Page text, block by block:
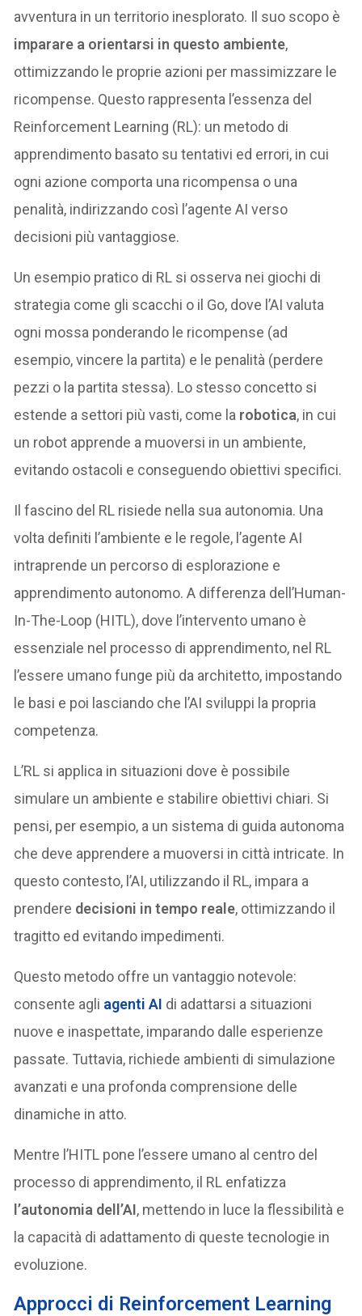
avventura in un territorio inesplorato. Il suo scopo è
imparare a orientarsi in questo ambiente,
ottimizzando le proprie azioni per massimizzare le
ricompense. Questo rappresenta l’essenza del
Reinforcement Learning (RL): un metodo di
apprendimento basato su tentativi ed errori, in cui
ogni azione comporta una ricompensa o una
penalità, indirizzando così l’agente AI verso
decisioni più vantaggiose.
Un esempio pratico di RL si osserva nei giochi di
strategia come gli scacchi o il Go, dove l’AI valuta
ogni mossa ponderando le ricompense (ad
esempio, vincere la partita) e le penalità (perdere
pezzi o la partita stessa). Lo stesso concetto si
estende a settori più vasti, come la robotica, in cui
un robot apprende a muoversi in un ambiente,
evitando ostacoli e conseguendo obiettivi specifici.
Il fascino del RL risiede nella sua autonomia. Una
volta definiti l’ambiente e le regole, l’agente AI
intraprende un percorso di esplorazione e
apprendimento autonomo. A differenza dell’Human-
In-The-Loop (HITL), dove l’intervento umano è
essenziale nel processo di apprendimento, nel RL
l’essere umano funge più da architetto, impostando
le basi e poi lasciando che l’AI sviluppi la propria
competenza.
L’RL si applica in situazioni dove è possibile
simulare un ambiente e stabilire obiettivi chiari. Si
pensi, per esempio, a un sistema di guida autonoma
che deve apprendere a muoversi in città intricate. In
questo contesto, l’AI, utilizzando il RL, impara a
prendere decisioni in tempo reale, ottimizzando il
tragitto ed evitando impedimenti.
Questo metodo offre un vantaggio notevole:
consente agli agenti AI di adattarsi a situazioni
nuove e inaspettate, imparando dalle esperienze
passate. Tuttavia, richiede ambienti di simulazione
avanzati e una profonda comprensione delle
dinamiche in atto.
Mentre l’HITL pone l’essere umano al centro del
processo di apprendimento, il RL enfatizza
l’autonomia dell’AI, mettendo in luce la flessibilità e
la capacità di adattamento di queste tecnologie in
evoluzione.
Approcci di Reinforcement Learning